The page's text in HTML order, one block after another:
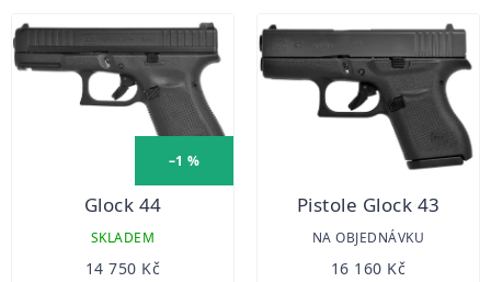
Výpis
produktů
–1 %
Glock 44
SKLADEM
14 750 Kč
Pistole Glock 43
NA OBJEDNÁVKU
16 160 Kč